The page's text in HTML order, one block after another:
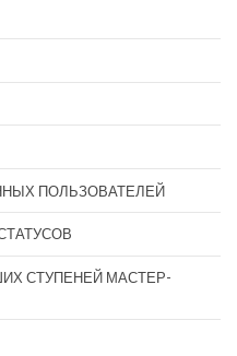
ПОЛЬЗОВАТЕЛЕЙ
СТУПЕНЕЙ МАСТЕР-